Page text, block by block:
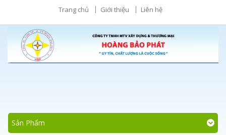
Trang chủ Giới thiệu Liên hệ
Sản Phẩm